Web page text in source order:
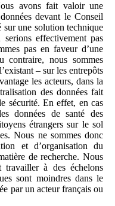
avons fait valoir une
devant le Conseil
sur une solution technique
effectivement pas
pas en faveur d’une
contraire, nous sommes
– sur les entrepôts
les acteurs, dans la
des données fait
sécurité. En effet, en cas
données de santé des
étrangers sur le sol
Nous ne sommes donc
et d’organisation du
de recherche. Nous
travailler à des échelons
sont moindres dans le
par un acteur français ou